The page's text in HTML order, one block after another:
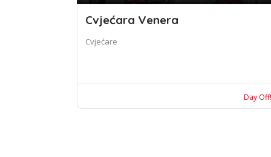
Cvjećara Venera
Cvjećare
Day